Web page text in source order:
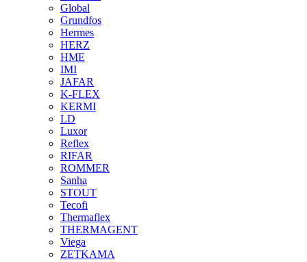
Global
Grundfos
Hermes
HERZ
HME
IMI
JAFAR
K-FLEX
KERMI
LD
Luxor
Reflex
RIFAR
ROMMER
Sanha
STOUT
Tecofi
Thermaflex
THERMAGENT
Viega
ZETKAMA